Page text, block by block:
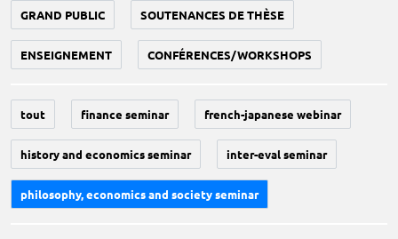
GRAND PUBLIC SOUTENANCES DE THÈSE
ENSEIGNEMENT CONFÉRENCES/WORKSHOPS
tout finance seminar french-japanese webinar
history and economics seminar inter-eval seminar
philosophy, economics and society seminar